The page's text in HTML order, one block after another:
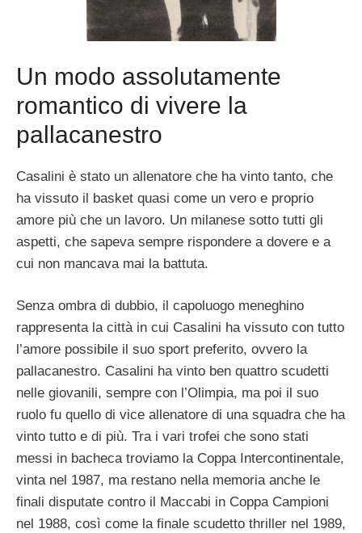
Un modo assolutamente
romantico di vivere la
pallacanestro
Casalini è stato un allenatore che ha vinto tanto, che
ha vissuto il basket quasi come un vero e proprio
amore più che un lavoro. Un milanese sotto tutti gli
aspetti, che sapeva sempre rispondere a dovere e a
cui non mancava mai la battuta.
Senza ombra di dubbio, il capoluogo meneghino
rappresenta la città in cui Casalini ha vissuto con tutto
l’amore possibile il suo sport preferito, ovvero la
pallacanestro. Casalini ha vinto ben quattro scudetti
nelle giovanili, sempre con l’Olimpia, ma poi il suo
ruolo fu quello di vice allenatore di una squadra che ha
vinto tutto e di più. Tra i vari trofei che sono stati
messi in bacheca troviamo la Coppa Intercontinentale,
vinta nel 1987, ma restano nella memoria anche le
finali disputate contro il Maccabi in Coppa Campioni
nel 1988, così come la finale scudetto thriller nel 1989,